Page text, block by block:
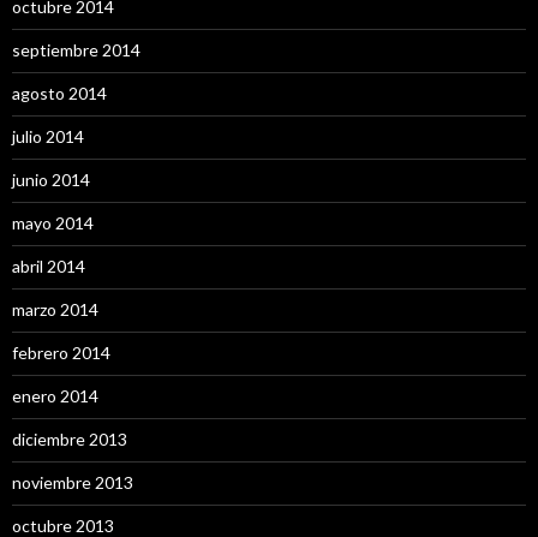
octubre 2014
septiembre 2014
agosto 2014
julio 2014
junio 2014
mayo 2014
abril 2014
marzo 2014
febrero 2014
enero 2014
diciembre 2013
noviembre 2013
octubre 2013